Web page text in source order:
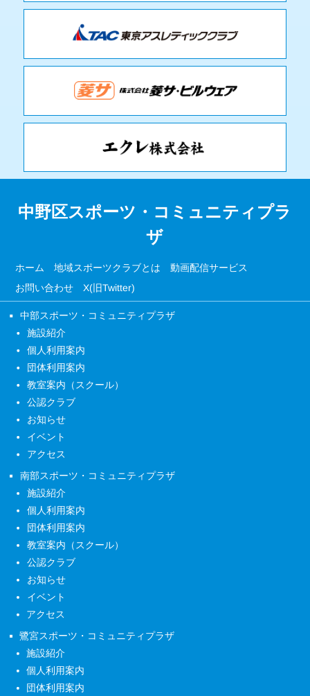
中野区スポーツ・コミュニティプラ
ザ
ホーム 地域スポーツクラブとは 動画配信サービス
お問い合わせ X(旧Twitter)
中部スポーツ・コミュニティプラザ
施設紹介
個人利用案内
団体利用案内
教室案内（スクール）
公認クラブ
お知らせ
イベント
アクセス
南部スポーツ・コミュニティプラザ
施設紹介
個人利用案内
団体利用案内
教室案内（スクール）
公認クラブ
お知らせ
イベント
アクセス
鷺宮スポーツ・コミュニティプラザ
施設紹介
個人利用案内
団体利用案内